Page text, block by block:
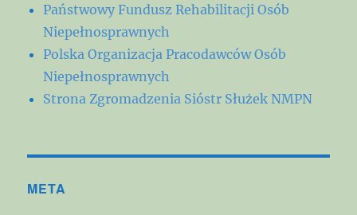
Państwowy Fundusz Rehabilitacji Osób
Niepełnosprawnych
Polska Organizacja Pracodawców Osób
Niepełnosprawnych
Strona Zgromadzenia Sióstr Służek NMPN
META